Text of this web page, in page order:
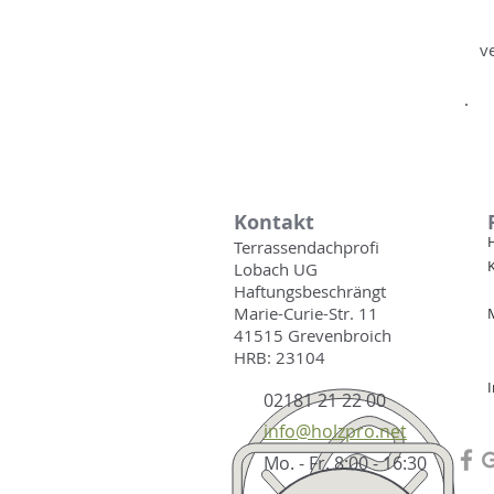
Kontakt
Terrassendachprofi
Lobach UG
Haftungsbeschrängt
Marie-Curie-Str. 11
41515 Grevenbroich
HRB: 23104​
02181 21 22 00
info@holzpro.net
Mo. - Fr. 8:00 - 16:30